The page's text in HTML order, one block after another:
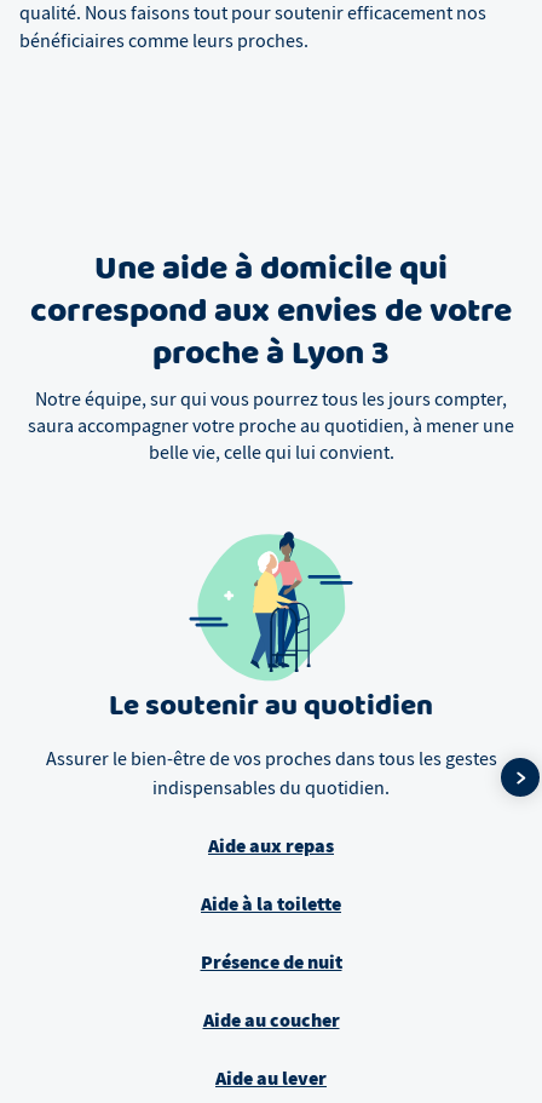
qualité. Nous faisons tout pour soutenir efficacement nos
bénéficiaires comme leurs proches.
Une aide à domicile qui
correspond aux envies de votre
proche à Lyon 3
Notre équipe, sur qui vous pourrez tous les jours compter,
saura accompagner votre proche au quotidien, à mener une
belle vie, celle qui lui convient.
Le soutenir au quotidien
Assurer le bien-être de vos proches dans tous les gestes
indispensables du quotidien.
Aide aux repas
Aide à la toilette
Présence de nuit
Aide au coucher
Aide au lever